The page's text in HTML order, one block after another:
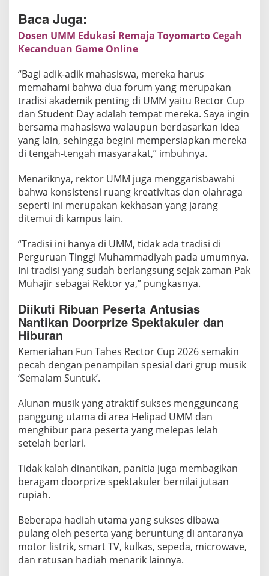
Baca Juga:
Dosen UMM Edukasi Remaja Toyomarto Cegah
Kecanduan Game Online
“Bagi adik-adik mahasiswa, mereka harus
memahami bahwa dua forum yang merupakan
tradisi akademik penting di UMM yaitu Rector Cup
dan Student Day adalah tempat mereka. Saya ingin
bersama mahasiswa walaupun berdasarkan idea
yang lain, sehingga begini mempersiapkan mereka
di tengah-tengah masyarakat,” imbuhnya.
Menariknya, rektor UMM juga menggarisbawahi
bahwa konsistensi ruang kreativitas dan olahraga
seperti ini merupakan kekhasan yang jarang
ditemui di kampus lain.
“Tradisi ini hanya di UMM, tidak ada tradisi di
Perguruan Tinggi Muhammadiyah pada umumnya.
Ini tradisi yang sudah berlangsung sejak zaman Pak
Muhajir sebagai Rektor ya,” pungkasnya.
Diikuti Ribuan Peserta Antusias
Nantikan Doorprize Spektakuler dan
Hiburan
Kemeriahan Fun Tahes Rector Cup 2026 semakin
pecah dengan penampilan spesial dari grup musik
‘Semalam Suntuk’.
Alunan musik yang atraktif sukses mengguncang
panggung utama di area Helipad UMM dan
menghibur para peserta yang melepas lelah
setelah berlari.
Tidak kalah dinantikan, panitia juga membagikan
beragam doorprize spektakuler bernilai jutaan
rupiah.
Beberapa hadiah utama yang sukses dibawa
pulang oleh peserta yang beruntung di antaranya
motor listrik, smart TV, kulkas, sepeda, microwave,
dan ratusan hadiah menarik lainnya.